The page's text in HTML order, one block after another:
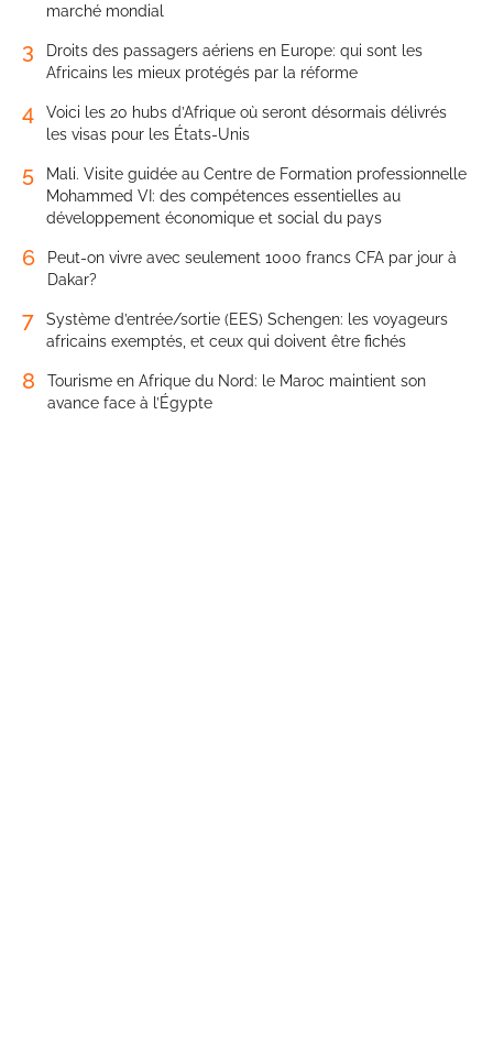
marché mondial
3
Droits des passagers aériens en Europe: qui sont les
Africains les mieux protégés par la réforme
4
Voici les 20 hubs d’Afrique où seront désormais délivrés
les visas pour les États-Unis
5
Mali. Visite guidée au Centre de Formation professionnelle
Mohammed VI: des compétences essentielles au
développement économique et social du pays
6
Peut-on vivre avec seulement 1000 francs CFA par jour à
Dakar?
7
Système d’entrée/sortie (EES) Schengen: les voyageurs
africains exemptés, et ceux qui doivent être fichés
8
Tourisme en Afrique du Nord: le Maroc maintient son
avance face à l’Égypte